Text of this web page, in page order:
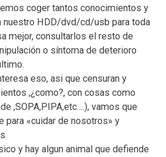
coger tantos conocimientos y
nuestro HDD/dvd/cd/usb para toda
mejor, consultarlos el resto de
o síntoma de deterioro
eso, asi que censuran y
,¿como?, con cosas como
,SOPA,PIPA,etc….), vamos que
para «cuidar de nosotros» y
y hay algun animal que defiende